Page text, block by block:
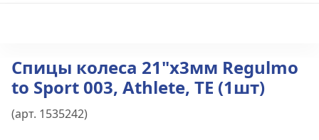
Спицы колеса 21"х3мм Regulmo
to Sport 003, Athlete, TE (1шт)
(арт. 1535242)